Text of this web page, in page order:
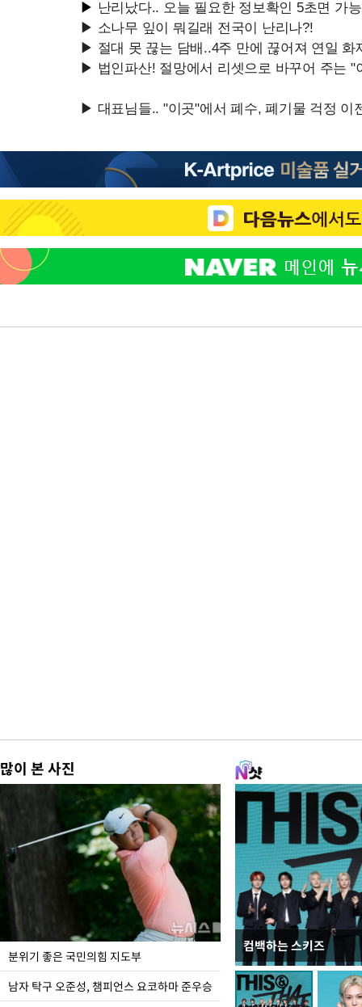
많이 본 사진
분위기 좋은 국민의힘 지도부
남자 탁구 오준성, 챔피언스 요코하마 준우승
컴백하는 스키즈
김민석, 강원·TK도
1.48%p 앞서…격차